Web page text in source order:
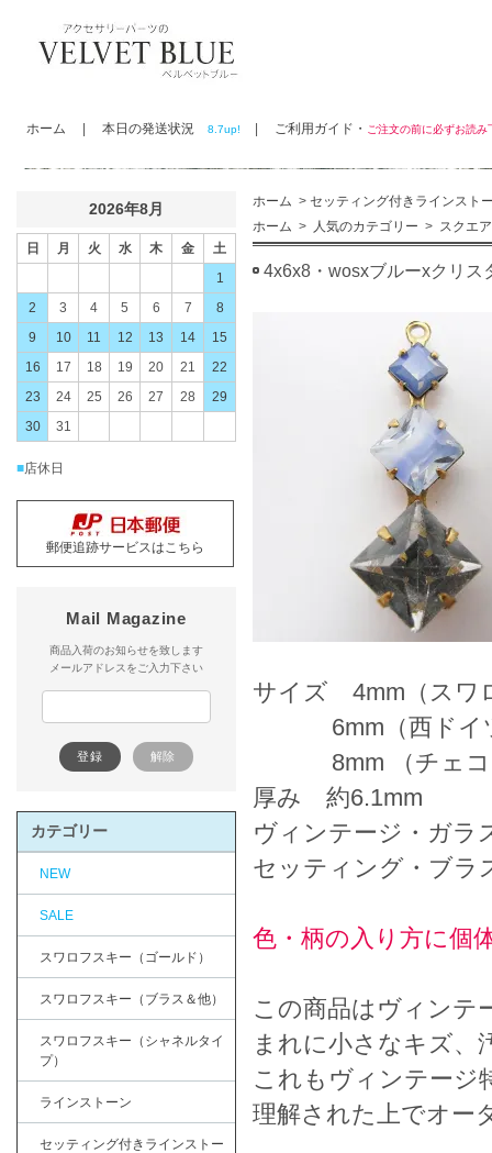
ホーム 本日の発送状況 8.7up! ご利用ガイド・ ご注文の前に必ずお読
ホーム > セッティング付きラインスト
ホーム > 人気のカテゴリー > スクエ
4x6x8・wosxブルーxクリス
サイズ 4mm（スワ
6mm（西ドイツ
8mm （チェコス
厚み 約6.1mm
ヴィンテージ・ガラ
セッティング・ブラ
色・柄の入り方に個
この商品はヴィンテ
まれに小さなキズ、
これもヴィンテージ
理解された上でオー
2026年8月
日 月 火 水 木 金
土
1
2
3 4 5 6 7
8
9
10 11 12 13 14
15
16
17 18 19 20 21
22
23
24 25 26 27 28
29
30
31
■店休日
郵便追跡サービスはこちら
Mail Magazine
商品入荷のお知らせを致します
メールアドレスをご入力下さい
カテゴリー
NEW
SALE
スワロフスキー（ゴールド）
スワロフスキー（ブラス＆他）
スワロフスキー（シャネルタイ
プ）
ラインストーン
セッティング付きラインストー